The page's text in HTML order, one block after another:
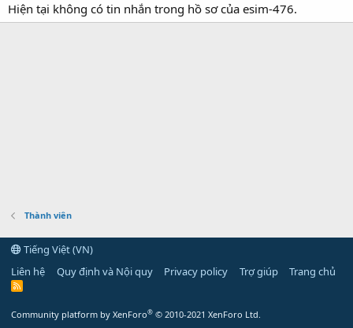
Hiện tại không có tin nhắn trong hồ sơ của esim-476.
Thành viên
Tiếng Việt (VN)
Liên hệ
Quy định và Nội quy Privacy policy Trợ giúp Trang chủ
R
Community platform by XenForo® © 2010-2021 XenForo Ltd.